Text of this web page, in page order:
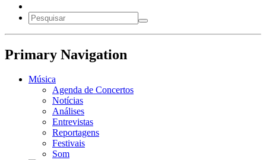
Primary Navigation
Música
Agenda de Concertos
Notícias
Análises
Entrevistas
Reportagens
Festivais
Som